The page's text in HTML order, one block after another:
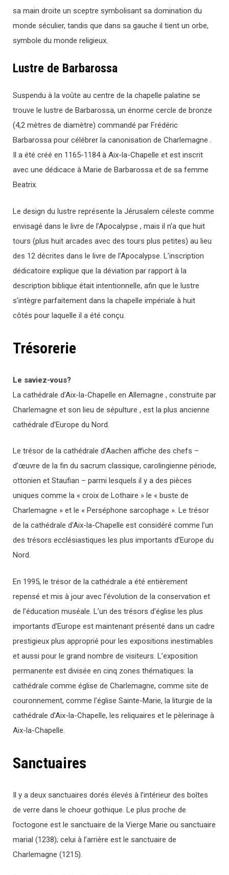
sa main droite un sceptre symbolisant sa domination du
monde séculier, tandis que dans sa gauche il tient un orbe,
symbole du monde religieux.
Lustre de Barbarossa
Suspendu à la voûte au centre de la chapelle palatine se
trouve le lustre de Barbarossa, un énorme cercle de bronze
(4,2 mètres de diamètre) commandé par Frédéric
Barbarossa pour célébrer la canonisation de Charlemagne .
Il a été créé en 1165-1184 à Aix-la-Chapelle et est inscrit
avec une dédicace à Marie de Barbarossa et de sa femme
Beatrix.
Le design du lustre représente la Jérusalem céleste comme
envisagé dans le livre de l’Apocalypse , mais il n’a que huit
tours (plus huit arcades avec des tours plus petites) au lieu
des 12 décrites dans le livre de l’Apocalypse. L’inscription
dédicatoire explique que la déviation par rapport à la
description biblique était intentionnelle, afin que le lustre
s’intègre parfaitement dans la chapelle impériale à huit
côtés pour laquelle il a été conçu.
Trésorerie
Le saviez-vous?
La cathédrale d’Aix-la-Chapelle en Allemagne , construite par
Charlemagne et son lieu de sépulture , est la plus ancienne
cathédrale d’Europe du Nord.
Le trésor de la cathédrale d’Aachen affiche des chefs –
d’œuvre de la fin du sacrum classique, carolingienne période,
ottonien et Staufian – parmi lesquels il y a des pièces
uniques comme la « croix de Lothaire » le « buste de
Charlemagne » et le « Perséphone sarcophage ». Le trésor
de la cathédrale d’Aix-la-Chapelle est considéré comme l’un
des trésors ecclésiastiques les plus importants d’Europe du
Nord.
En 1995, le trésor de la cathédrale a été entièrement
repensé et mis à jour avec l’évolution de la conservation et
de l’éducation muséale. L’un des trésors d’église les plus
importants d’Europe est maintenant présenté dans un cadre
prestigieux plus approprié pour les expositions inestimables
et aussi pour le grand nombre de visiteurs. L’exposition
permanente est divisée en cinq zones thématiques: la
cathédrale comme église de Charlemagne, comme site de
couronnement, comme l’église Sainte-Marie, la liturgie de la
cathédrale d’Aix-la-Chapelle, les reliquaires et le pèlerinage à
Aix-la-Chapelle.
Sanctuaires
Il y a deux sanctuaires dorés élevés à l’intérieur des boîtes
de verre dans le choeur gothique. Le plus proche de
l’octogone est le sanctuaire de la Vierge Marie ou sanctuaire
marial (1238); celui à l’arrière est le sanctuaire de
Charlemagne (1215).